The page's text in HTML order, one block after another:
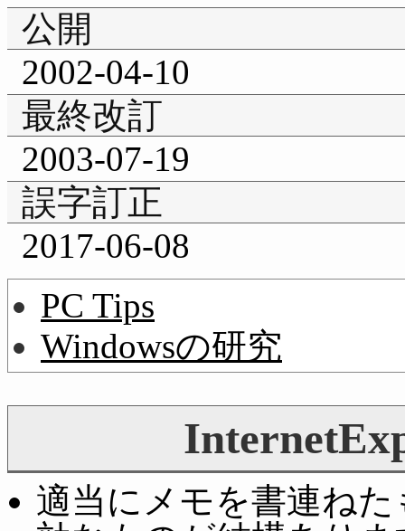
公開
2002-04-10
最終改訂
2003-07-19
誤字訂正
2017-06-08
PC Tips
Windowsの研究
適当にメモを書連ね